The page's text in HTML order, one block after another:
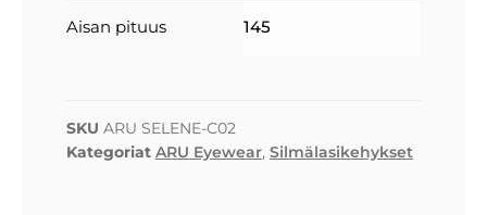
Aisan pituus 145
SKU ARU SELENE-C02
Kategoriat ARU Eyewear, Silmälasikehykset